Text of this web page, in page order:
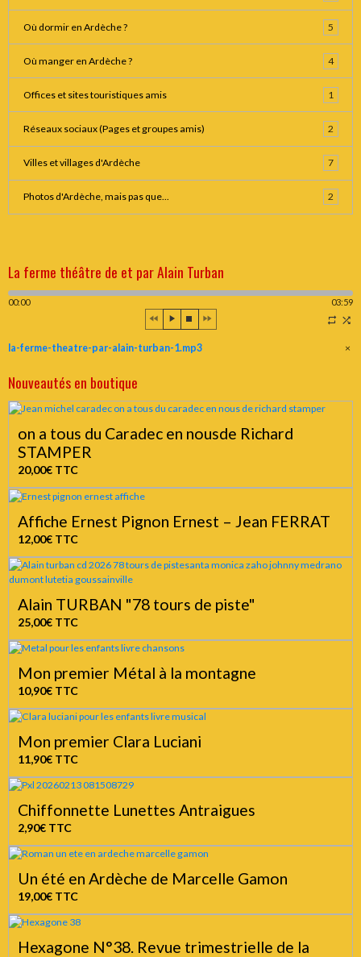
Où dormir en Ardèche ? 5
Où manger en Ardèche ? 4
Offices et sites touristiques amis 1
Réseaux sociaux (Pages et groupes amis) 2
Villes et villages d'Ardèche 7
Photos d'Ardèche, mais pas que... 2
La ferme théâtre de et par Alain Turban
00:00 03:59
×
la-ferme-theatre-par-alain-turban-1.mp3
Nouveautés en boutique
on a tous du Caradec en nousde Richard
STAMPER
20,00€ TTC
Affiche Ernest Pignon Ernest – Jean FERRAT
12,00€ TTC
Alain TURBAN "78 tours de piste"
25,00€ TTC
Mon premier Métal à la montagne
10,90€ TTC
Mon premier Clara Luciani
11,90€ TTC
Chiffonnette Lunettes Antraigues
2,90€ TTC
Un été en Ardèche de Marcelle Gamon
19,00€ TTC
Hexagone N°38. Revue trimestrielle de la